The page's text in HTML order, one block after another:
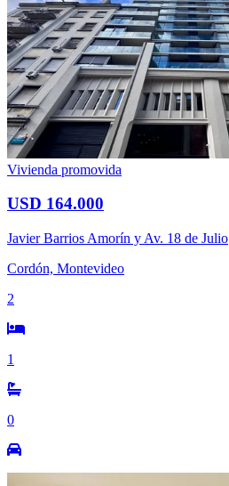
Vivienda promovida
USD 164.000
Javier Barrios Amorín y Av. 18 de Julio
Cordón, Montevideo
2
1
0